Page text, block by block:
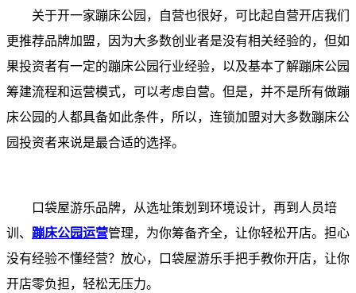
关于开一家蹦床公园，自营也很好，可比起自营开店我们
更推荐品牌加盟，因为大多数创业者是没有相关经验的，但如
果投资者有一定的蹦床公园行业经验，以及基本了解蹦床公园
筹建流程和运营模式，可以考虑自营。但是，并不是所有做蹦
床公园的人都具备如此条件，所以，连锁加盟对大多数蹦床公
园投资者来说是最合适的选择。
口袋屋游乐品牌，从选址策划到环境设计，再到人员培
训、 蹦床公园运营管理，为你筹备齐全，让你轻松开店。担心
没有经验不懂经营？放心，口袋屋游乐手把手教你开店，让你
开店零负担，轻松无压力。